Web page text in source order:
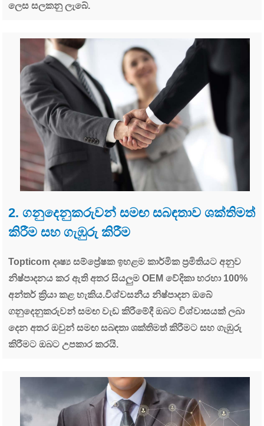
ලෙස සලකනු ලැබේ.
2. ගනුදෙනුකරුවන් සමඟ සබඳතාව ශක්තිමත්
කිරීම සහ ගැඹුරු කිරීම
Topticom දෘෂ්‍ය සම්ප්‍රේෂක ඉහළම කාර්මික ප්‍රමිතියට අනුව
නිෂ්පාදනය කර ඇති අතර සියලුම OEM වේදිකා හරහා 100%
අන්තර් ක්‍රියා කළ හැකිය.විශ්වසනීය නිෂ්පාදන ඔබේ
ගනුදෙනුකරුවන් සමඟ වැඩ කිරීමේදී ඔබට විශ්වාසයක් ලබා
දෙන අතර ඔවුන් සමඟ සබඳතා ශක්තිමත් කිරීමට සහ ගැඹුරු
කිරීමට ඔබට උපකාර කරයි.